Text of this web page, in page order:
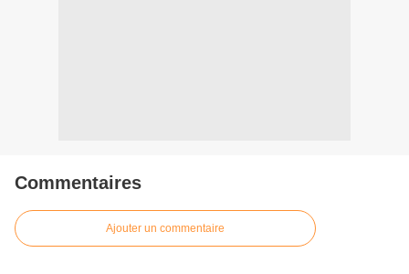
Commentaires
Ajouter un commentaire